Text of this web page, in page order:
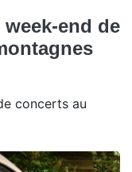
end de
concerts au